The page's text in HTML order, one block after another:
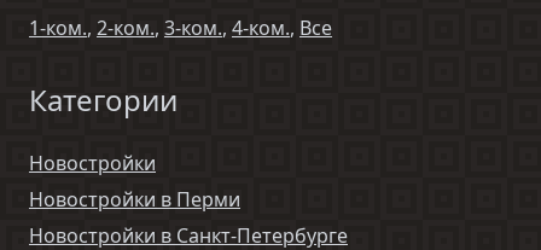
1-ком., 2-ком., 3-ком., 4-ком., Все
Категории
Новостройки
Новостройки в Перми
Новостройки в Санкт-Петербурге